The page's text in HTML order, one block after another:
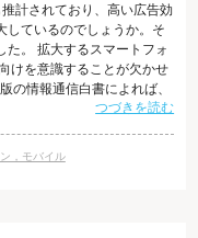
計されており、高い広告効
しているのでしょうか。そ
た。 拡大するスマートフォ
けを意識することが欠かせ
の情報通信白書によれば、
％、そのうちスマートフォ
た、同調査によれば、2015
増え
つづきを読む
，モバイル